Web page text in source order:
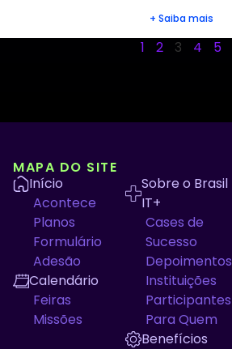
+ Saiba mais
1 2 3 4 5
MAPA DO SITE
Início
Acontece
Planos
Formulário
Adesão
Calendário
Feiras
Missões
Sobre o Brasil
IT+
Cases de
Sucesso
Depoimentos
Instituições
Participantes
Para Quem
Benefícios